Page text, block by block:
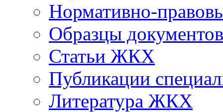
Нормативно-
Образцы документов
Статьи ЖКХ
Публикации
Литература ЖКХ